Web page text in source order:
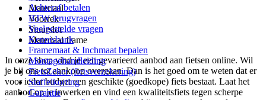
Materiaal
Voorrek
Stuurslot
Materiaal frame
In onze shop vind je een gevarieerd aanbod aan fietsen online. Wil
je bij ons tot aankoop overgaan. Dan is het goed om te weten dat er
voor ieder budget een geschikte (goedkope) fiets bestaat. Laat het
aanbod op je inwerken en vind een kwaliteitsfiets tegen scherpe
Achteraf betalen
BTW terugvragen
Veelgestelde vragen
Kennisbank
Framemaat & Inchmaat bepalen
Montagehandleiding
FietsZeker (fietsverzekering)
Staffelkorting
Garantie